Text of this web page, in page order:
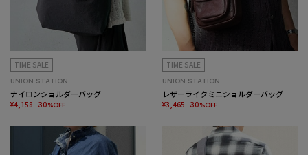
TIME SALE
UNION STATION
ナイロンショルダーバッグ
¥4,158 30%OFF
TIME SALE
UNION STATION
レザーライクミニショルダーバッグ
¥3,465 30%OFF